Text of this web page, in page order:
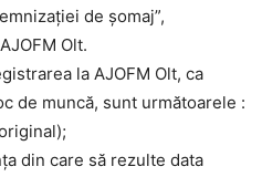
de şomaj”,
Olt.
la AJOFM Olt, ca
de muncă, sunt următoarele :
din care să rezulte data